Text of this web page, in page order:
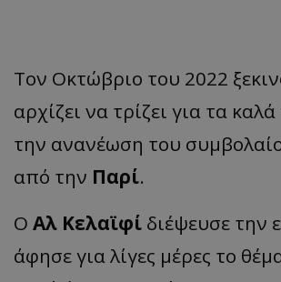
Τον Οκτώβριο του 2022
αρχίζει να τρίζει για τα
την ανανέωση του
από την Παρί.
Ο Αλ Κελαϊφί διέψευσε την
άφησε για λίγες μέρες το